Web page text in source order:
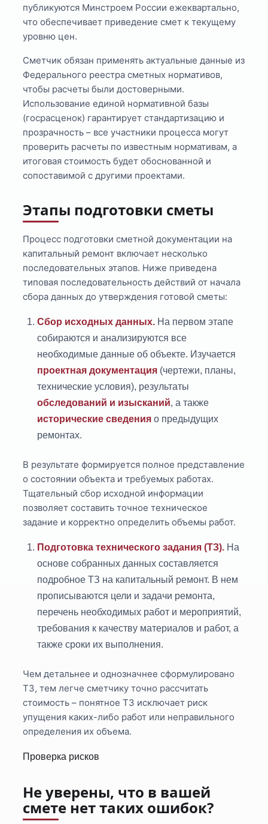
публикуются Минстроем России ежеквартально,
что обеспечивает приведение смет к текущему
уровню цен.
Сметчик обязан применять актуальные данные из
Федерального реестра сметных нормативов,
чтобы расчеты были достоверными.
Использование единой нормативной базы
(госрасценок) гарантирует стандартизацию и
прозрачность – все участники процесса могут
проверить расчеты по известным нормативам, а
итоговая стоимость будет обоснованной и
сопоставимой с другими проектами.
Этапы подготовки сметы
Процесс подготовки сметной документации на
капитальный ремонт включает несколько
последовательных этапов. Ниже приведена
типовая последовательность действий от начала
сбора данных до утверждения готовой сметы:
Сбор исходных данных. На первом этапе
собираются и анализируются все
необходимые данные об объекте. Изучается
проектная документация (чертежи, планы,
технические условия), результаты
обследований и изысканий, а также
исторические сведения о предыдущих
ремонтах.
В результате формируется полное представление
о состоянии объекта и требуемых работах.
Тщательный сбор исходной информации
позволяет составить точное техническое
задание и корректно определить объемы работ.
Подготовка технического задания (ТЗ). На
основе собранных данных составляется
подробное ТЗ на капитальный ремонт. В нем
прописываются цели и задачи ремонта,
перечень необходимых работ и мероприятий,
требования к качеству материалов и работ, а
также сроки их выполнения.
Чем детальнее и однозначнее сформулировано
ТЗ, тем легче сметчику точно рассчитать
стоимость – понятное ТЗ исключает риск
упущения каких-либо работ или неправильного
определения их объема.
Проверка рисков
Не уверены, что в вашей
смете нет таких ошибок?